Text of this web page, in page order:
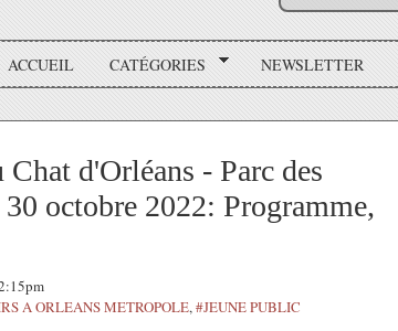
ACCUEIL CATÉGORIES NEWSLETTER
d'Orléans - Parc des
octobre 2022: Programme,
A ORLEANS METROPOLE,#JEUNE PUBLIC